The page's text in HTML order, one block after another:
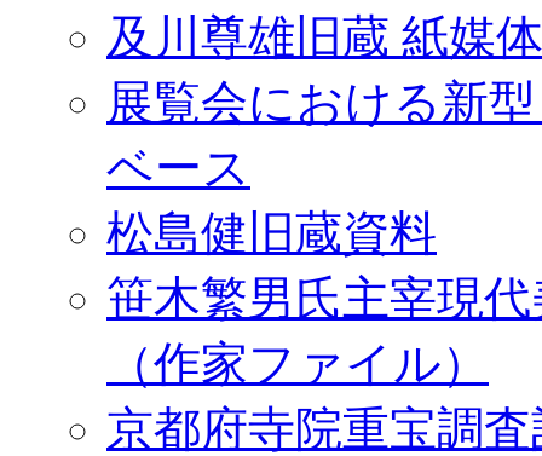
及川尊雄旧蔵 紙媒
展覧会における新
ベース
松島健旧蔵資料
笹木繁男氏主宰現
（作家ファイル）
京都府寺院重宝調